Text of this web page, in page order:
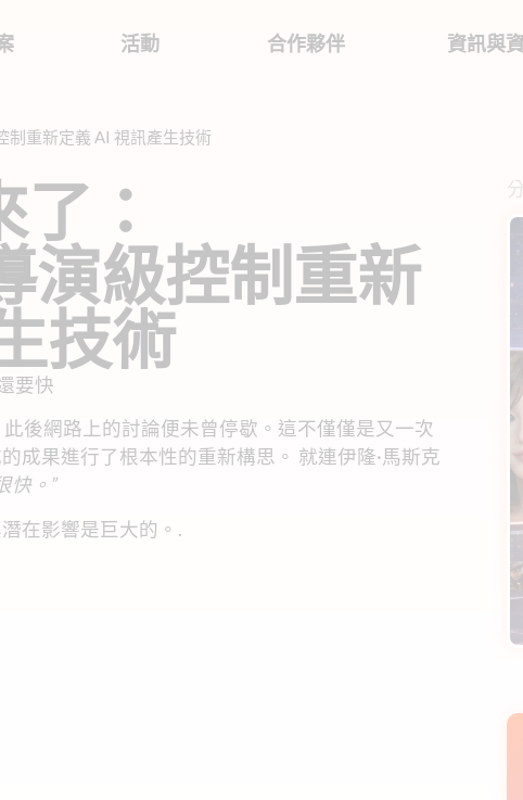
活動 合作夥伴 資訊與
制重新定義 AI 視訊產生技術
：
演級控制重新
技術
要快
後網路上的討論便未曾停歇。這不僅僅是又一次
果進行了根本性的重新構思。 就連伊隆·馬斯克
快。”
在影響是巨大的。.